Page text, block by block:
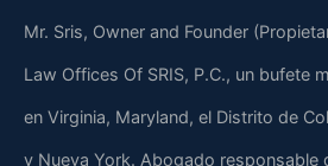
Mr. Sris, Owner and Founder
Law Offices Of SRIS, P.C., un bufete
en Virginia, Maryland, el Distrito de
y Nueva York. Abogado responsable